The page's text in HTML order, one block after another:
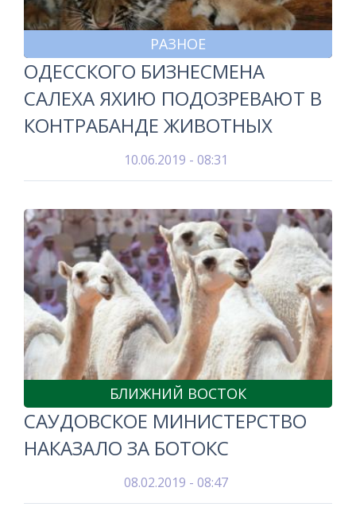
РАЗНОЕ
ОДЕССКОГО БИЗНЕСМЕНА
САЛЕХА ЯХИЮ ПОДОЗРЕВАЮТ В
КОНТРАБАНДЕ ЖИВОТНЫХ
10.06.2019 - 08:31
БЛИЖНИЙ ВОСТОК
САУДОВСКОЕ МИНИСТЕРСТВО
НАКАЗАЛО ЗА БОТОКС
08.02.2019 - 08:47